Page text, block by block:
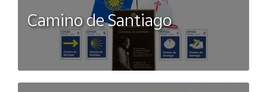
Camino de Santiago